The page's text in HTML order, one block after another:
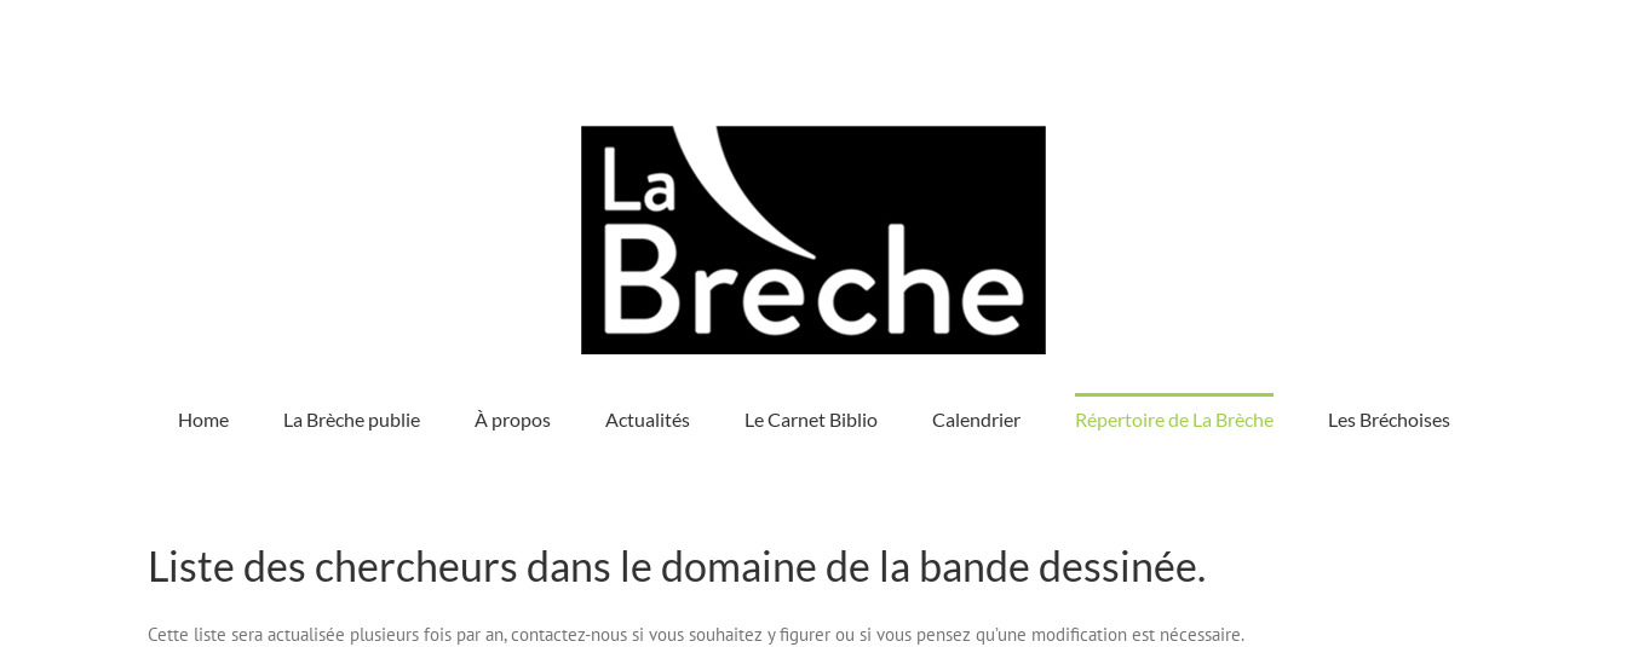
Home La Brèche publie À propos Actualités Le Carnet Biblio Calendrier Répertoire de La Brèche Les Bréchoises
Liste des chercheurs dans le domaine de la bande dessinée.
Cette liste sera actualisée plusieurs fois par an, contactez-nous si vous souhaitez y figurer ou si vous pensez qu’une modification est nécessaire.